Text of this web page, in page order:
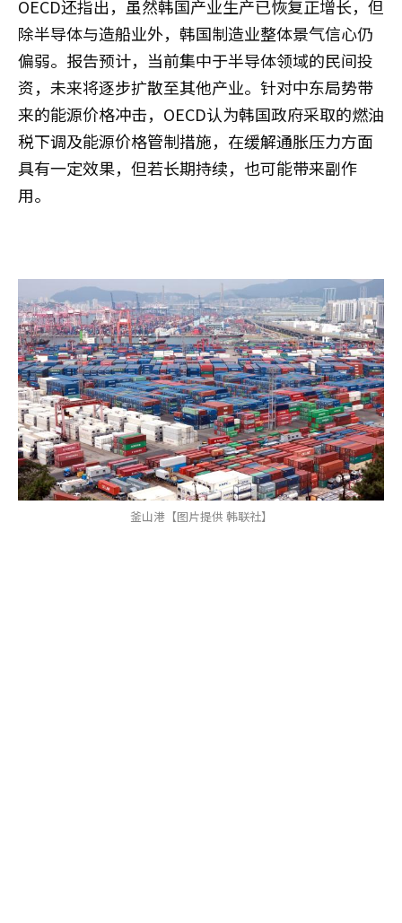
OECD还指出，虽然韩国产业生产已恢复正增长，但
除半导体与造船业外，韩国制造业整体景气信心仍
偏弱。报告预计，当前集中于半导体领域的民间投
资，未来将逐步扩散至其他产业。针对中东局势带
来的能源价格冲击，OECD认为韩国政府采取的燃油
税下调及能源价格管制措施，在缓解通胀压力方面
具有一定效果，但若长期持续，也可能带来副作
用。
釜山港【图片提供 韩联社】